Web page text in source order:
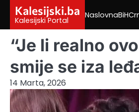
content
Kalesijski.ba
Kalesijski Portal
NaslovnaBiH
“Je li realno
smije se iza
14 Marta, 2026